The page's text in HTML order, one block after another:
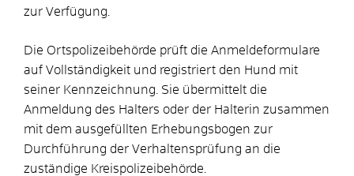
zur Verfügung.
Die Ortspolizeibehörde prüft die Anmeldeformulare
auf Vollständigkeit und registriert den Hund mit
seiner Kennzeichnung. Sie übermittelt die
Anmeldung des Halters oder der Halterin zusammen
mit dem ausgefüllten Erhebungsbogen zur
Durchführung der Verhaltensprüfung an die
zuständige Kreispolizeibehörde.